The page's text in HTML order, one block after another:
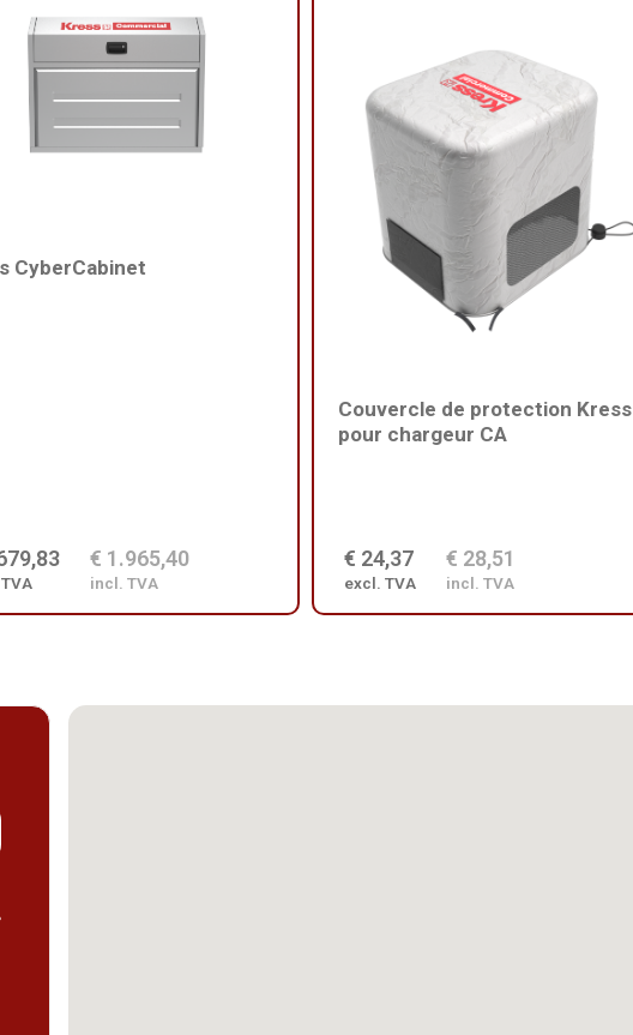
CyberCabinet
€ 1.965,40
incl. TVA
Couvercle de protection Kress
pour chargeur CA
€ 24,37
excl. TVA
€ 28,51
incl. TVA